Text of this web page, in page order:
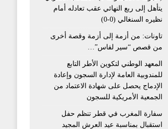
يتأهل إلى ربع النهائي عقب تعادله أمام
نظيره السنغالي (0-0)
تاونات: من أزمة إلى أزمة وقصة أخرى
من قصص “سير لفاس”…
المعهد الوطني لتكوين الأطر التابع
للمندوبية العامة لإدارة السجون وإعادة
الإدماج يحصل على شهادة الاعتماد من
الجمعية الأمريكية للسجون
سفارة المغرب في قطر تنظم حفل
استقبال بمناسبة عيد العرش المجيد